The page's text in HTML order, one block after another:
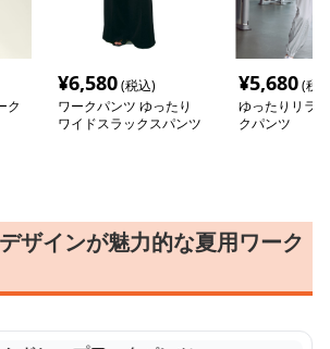
ク
¥6,580(税込)
ワークパンツ ゆったり
ワイドスラックスパンツ
¥5,680(税
ゆったりリラ
クパンツ
ザインが魅力的な夏用ワーク